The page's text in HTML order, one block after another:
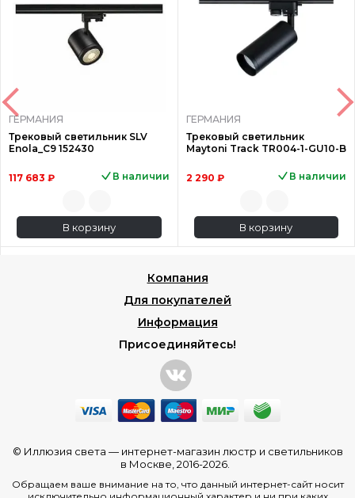
ГЕРМАНИЯ
Трековый светильник SLV
Enola_C9 152430
117 683 ₽ В наличии
В корзину
ГЕРМАНИЯ
Трековый светильник
Maytoni Track TR004-1-GU10-B
2 290 ₽ В наличии
В корзину
Компания
Для покупателей
Информация
Присоединяйтесь!
© Иллюзия света — интернет-магазин люстр и светильников
в Москве , 2016-2026.
Обращаем ваше внимание на то, что данный интернет-сайт носит